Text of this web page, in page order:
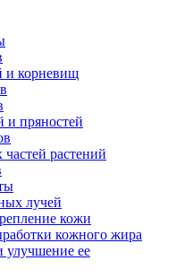
и корневищ
и пряностей
растений
лучей
кожи
кожного жира
улучшение ее